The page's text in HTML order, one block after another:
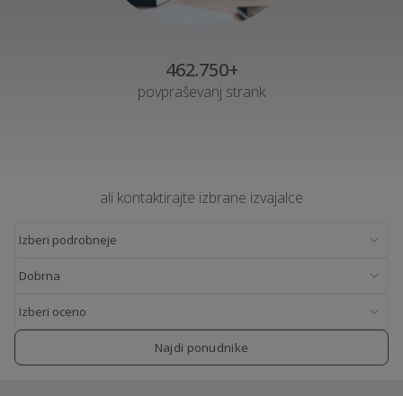
462.750+
povpraševanj strank
ali kontaktirajte izbrane izvajalce
Najdi ponudnike